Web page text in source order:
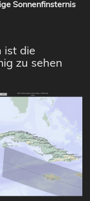
Sonnenfinsternis
ist die
zu sehen